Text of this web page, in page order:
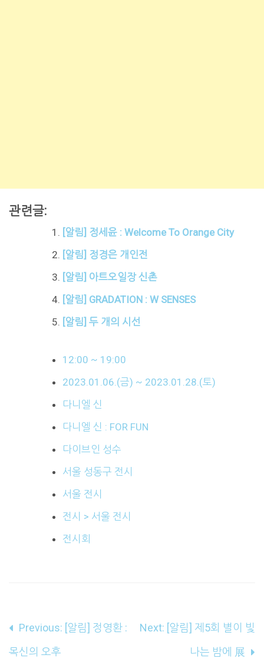
관련글:
[알림] 정세윤 : Welcome To Orange City
[알림] 정경은 개인전
[알림] 아트오일장 신촌
[알림] GRADATION : W SENSES
[알림] 두 개의 시선
12:00 ~ 19:00
2023.01.06.(금) ~ 2023.01.28.(토)
다니엘 신
다니엘 신 : FOR FUN
다이브인 성수
서울 성동구 전시
서울 전시
전시 > 서울 전시
전시회
글
내
Previous: [알림] 정영환 :
목신의 오후
Next: [알림] 제5회 별이 빛
나는 밤에 展